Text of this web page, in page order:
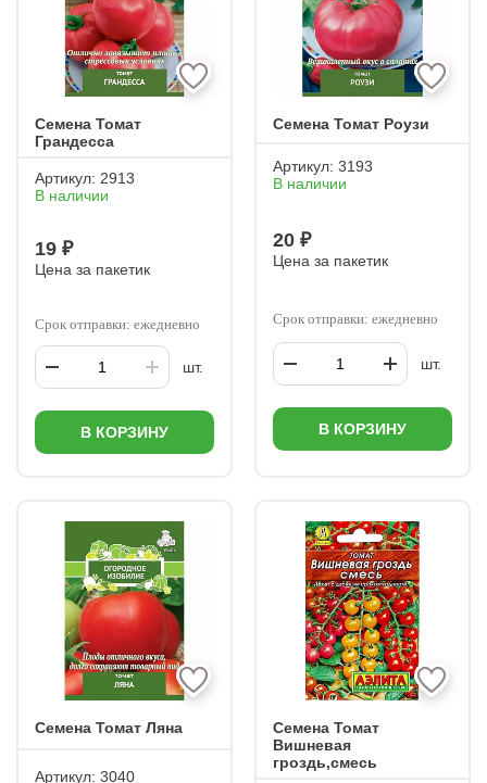
Семена Томат
Грандесса
Артикул: 2913
В наличии
19 ₽
Цена за пакетик
Срок отправки: ежедневно
шт.
В КОРЗИНУ
Семена Томат Роузи
Артикул: 3193
В наличии
20 ₽
Цена за пакетик
Срок отправки: ежедневно
шт.
В КОРЗИНУ
Семена Томат Ляна
Артикул: 3040
Семена Томат
Вишневая
гроздь,смесь